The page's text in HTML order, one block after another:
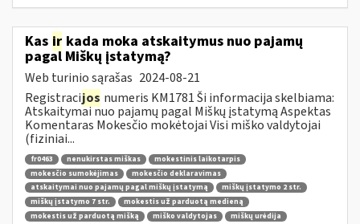
Kas ir kada moka atskaitymus nuo pajamų
pagal Miškų įstatymą?
Web turinio sąrašas 2024-08-21
Registracijos numeris KM1781 Ši informacija skelbiama:
Atskaitymai nuo pajamų pagal Miškų įstatymą Aspektas
Komentaras Mokesčio mokėtojai Visi miško valdytojai
(fiziniai...
fr0463 nenukirstas miškas
mokestinis laikotarpis
mokesčio sumokėjimas
mokesčio deklaravimas
atskaitymai nuo pajamų pagal miškų įstatymą
miškų įstatymo 2 str.
miškų įstatymo 7 str.
mokestis už parduotą medieną
mokestis už parduotą mišką
miško valdytojas
miškų urėdija